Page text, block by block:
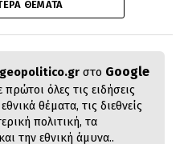
ΘΈΜΑΤΑ
geopolitico.grστο Google
όλες τις ειδήσεις
θέματα, τις διεθνείς
πολιτική, τα
την εθνική άμυνα..